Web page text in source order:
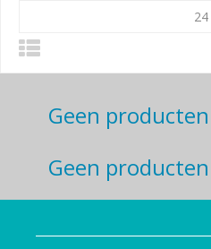
24
Geen
Geen